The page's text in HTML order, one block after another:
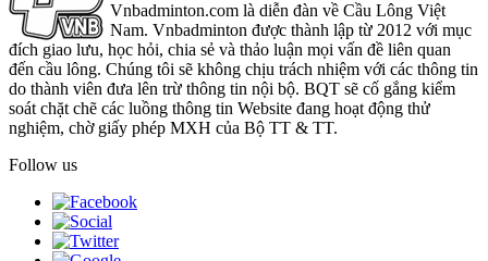
Vnbadminton.com là diễn đàn về Cầu Lông Việt
Nam. Vnbadminton được thành lập từ 2012 với mục
đích giao lưu, học hỏi, chia sẻ và thảo luận mọi vấn đề liên quan
đến cầu lông. Chúng tôi sẽ không chịu trách nhiệm với các thông tin
do thành viên đưa lên trừ thông tin nội bộ. BQT sẽ cố gắng kiểm
soát chặt chẽ các luồng thông tin Website đang hoạt động thử
nghiệm, chờ giấy phép MXH của Bộ TT & TT.
Follow us